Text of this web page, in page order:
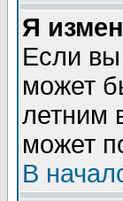
Я
Если вы
может
летним
может
В